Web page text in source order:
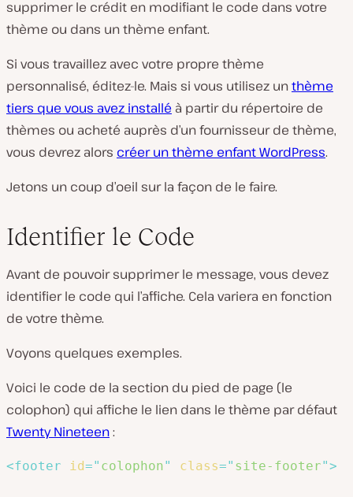
supprimer le crédit en modifiant le code dans votre
thème ou dans un thème enfant.
Si vous travaillez avec votre propre thème
personnalisé, éditez-le. Mais si vous utilisez unthème
tiers que vous avez installé à partir du répertoire de
thèmes ou acheté auprès d’un fournisseur de thème,
vous devrez alors créer un thème enfant WordPress.
Jetons un coup d’oeil sur la façon de le faire.
Identifier le Code
Avant de pouvoir supprimer le message, vous devez
identifier le code qui l’affiche. Cela variera en fonction
de votre thème.
Voyons quelques exemples.
Voici le code de la section du pied de page (le
colophon) qui affiche le lien dans le thème par défaut
Twenty Nineteen:
<footer id=" colophon" class=" site-footer">